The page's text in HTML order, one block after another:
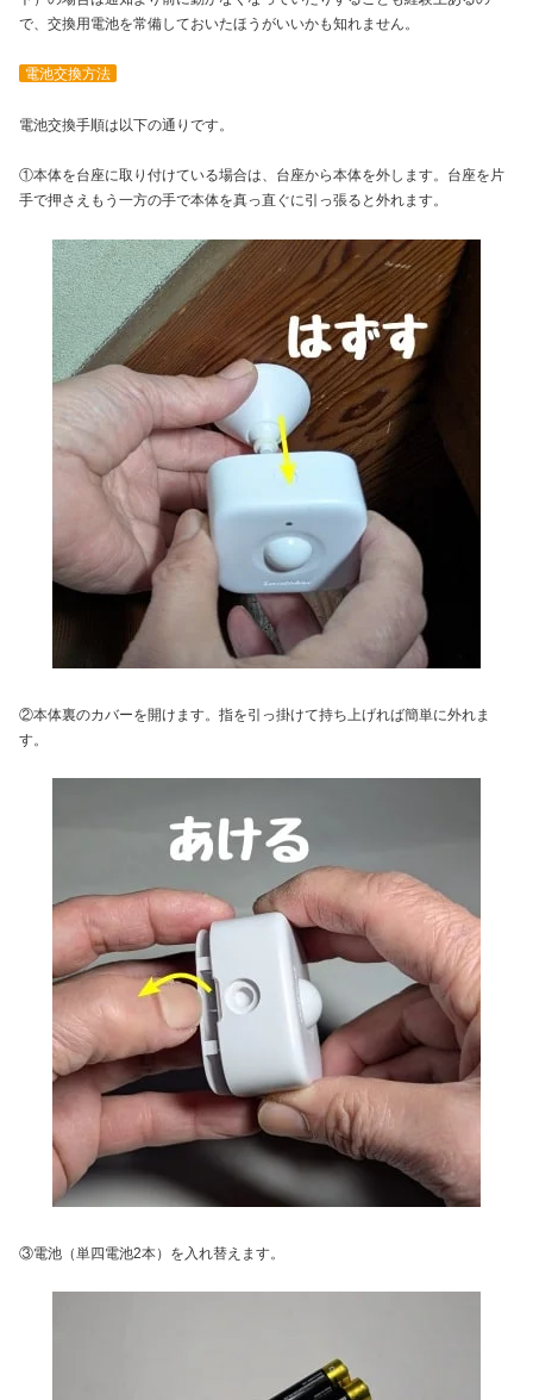
で、交換用電池を常備しておいたほうがいいかも知れません。
電池交換方法
電池交換手順は以下の通りです。
①本体を台座に取り付けている場合は、台座から本体を外します。台座を片
手で押さえもう一方の手で本体を真っ直ぐに引っ張ると外れます。
②本体裏のカバーを開けます。指を引っ掛けて持ち上げれば簡単に外れま
す。
③電池（単四電池2本）を入れ替えます。